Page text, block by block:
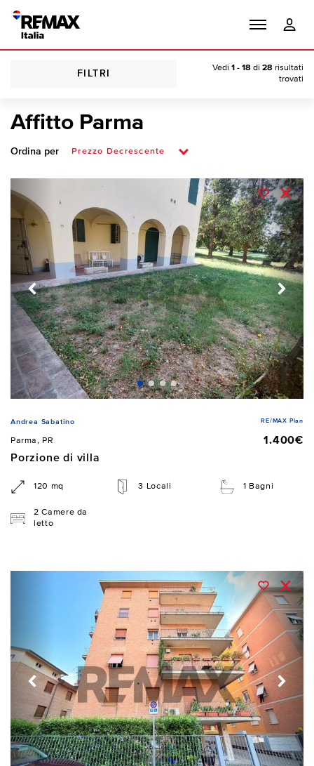
FILTRI
Vedi 1 - 18 di 28 risultati
trovati
Affitto Parma
Ordina per
Andrea Sabatino RE/MAX Plan
Parma, PR
1.400€
Porzione di villa
120 mq 3 Locali 1 Bagni
2 Camere da
letto